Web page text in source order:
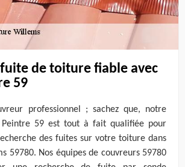
fuite de toiture fiable avec
59
professionnel ; sachez que, notre
Peintre 59 est tout à fait qualifiée pour
des fuites sur votre toiture dans
59780. Nos équipes de couvreurs 59780